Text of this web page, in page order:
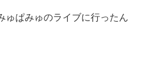
ゅぱみゅのライブに行ったん